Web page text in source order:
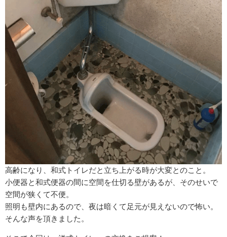
高齢になり、和式トイレだと立ち上がる時が大変とのこと。
小便器と和式便器の間に空間を仕切る壁があるが、そのせいで
空間が狭くて不便。
照明も壁内にあるので、夜は暗くて足元が見えないので怖い。
そんな声を頂きました。